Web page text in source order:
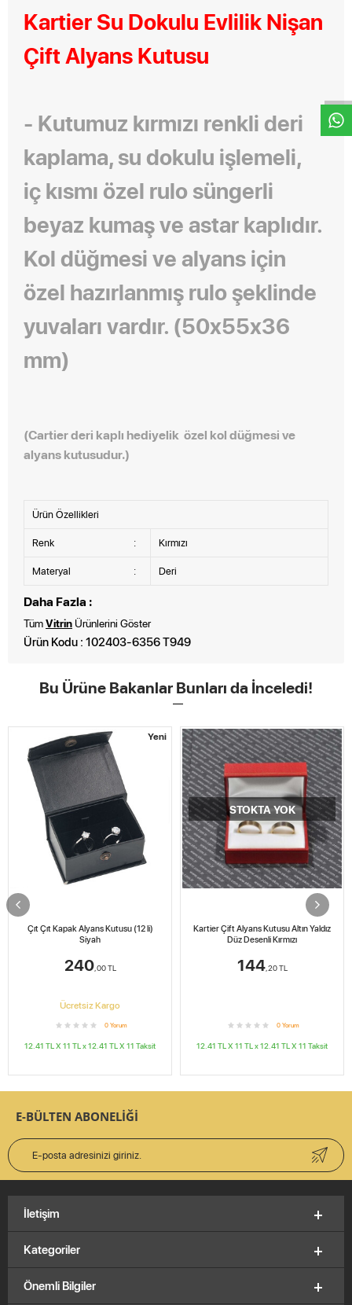
Kartier Su Dokulu Evlilik Nişan
Çift Alyans Kutusu
- Kutumuz kırmızı renkli deri
kaplama, su dokulu işlemeli,
iç kısmı özel rulo süngerli
beyaz kumaş ve astar kaplıdır.
Kol düğmesi ve alyans için
özel hazırlanmış rulo şeklinde
yuvaları vardır. (50x55x36
mm)
(Cartier deri kaplı hediyelik özel kol düğmesi ve
alyans kutusudur.)
Ürün Özellikleri
Renk : Kırmızı
Materyal : Deri
Daha Fazla :
TümVitrin Ürünlerini Göster
Ürün Kodu : 102403-6356 T949
Bu Ürüne Bakanlar Bunları da İnceledi!
Yeni
Çıt Çıt Kapak Alyans Kutusu (12 li)
Siyah
240,00TL
Ücretsiz Kargo
0 Yorum
12.41 TL X 11TL x12.41 TL X 11Taksit
STOKTA YOK
Kartier Çift Alyans Kutusu Altın Yaldız
Düz Desenli Kırmızı
144,20TL
0 Yorum
12.41 TL X 11TL x12.41 TL X 11Taksit
E-BÜLTEN ABONELİĞİ
Kategoriler
Önemli Bilgiler
İletişim